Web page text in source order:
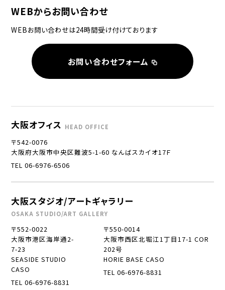
WEBからお問い合わせ
WEBお問い合わせは24時間受け付けております
お問い合わせフォーム
大阪オフィス HEAD OFFICE
〒542-0076
大阪府大阪市中央区難波5-1-60 なんばスカイオ17Ｆ
TEL 06-6976-6506
大阪スタジオ/アートギャラリー
OSAKA STUDIO/ART GALLERY
〒552-0022
大阪市港区海岸通2-
7-23
SEASIDE STUDIO
CASO
TEL 06-6976-8831
〒550-0014
大阪市西区北堀江1丁目17-1 COR
202号
HORIE BASE CASO
TEL 06-6976-8831